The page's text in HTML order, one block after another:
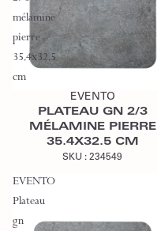
mélamine
pierre
35.4x32.5
cm
Ajouter au devis
EVENTO
PLATEAU GN 2/3
MÉLAMINE PIERRE
35.4X32.5 CM
SKU : 234549
EVENTO
Plateau
gn